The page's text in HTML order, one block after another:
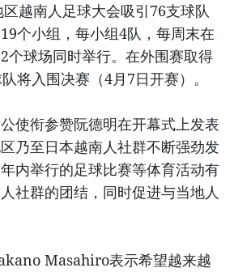
越南人足球大会吸引76支球队
个小组，每小组4队，每周末在
个球场同时举行。在外围赛取得
将入围决赛（4月7日开赛）。
使衔参赞阮德明在开幕式上发表
乃至日本越南人社群不断强劲发
内举行的足球比赛等体育活动有
社群的团结，同时促进与当地人
Masahiro表示希望越来越